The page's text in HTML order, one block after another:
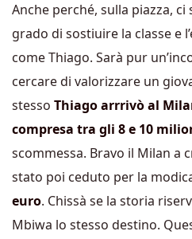
Anche perché, sulla piazza,
grado di sostiuire la classe e
come Thiago. Sarà pur
cercare di valorizzare un
stesso Thiago arrrivò al
compresa tra gli 8 e 10
scommessa. Bravo il Milan a
stato poi ceduto per la
euro. Chissà se la storia
Mbiwa lo stesso destino.